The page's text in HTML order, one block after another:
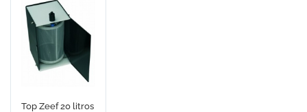
Top Zeef 20 litros